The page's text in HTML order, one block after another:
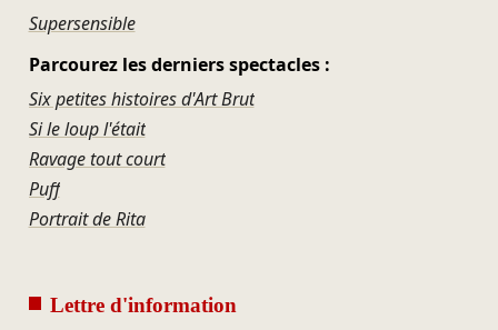
Supersensible
Parcourez les derniers spectacles :
Six petites histoires d'Art Brut
Si le loup l'était
Ravage tout court
Puff
Portrait de Rita
Lettre d'information